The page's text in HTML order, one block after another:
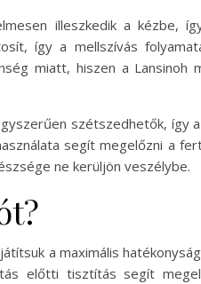
illeszkedik a kézbe,
így a mellszívás
miatt, hiszen a Lansinoh
szétszedhetők, így
segít megelőzni a
ne kerüljön veszélybe.
a maximális
előtti tisztítás segít